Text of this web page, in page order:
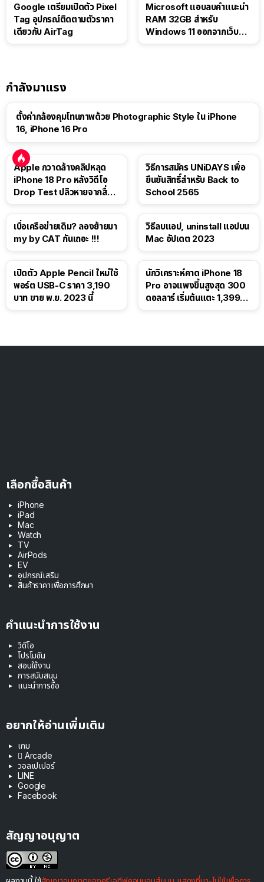
Google เตรียมเปิดตัว Pixel
Tag อุปกรณ์ติดตามตัวราคา
เดียวกับ AirTag
Microsoft แอบลบคำแนะนำ
RAM 32GB สำหรับ
Windows 11 ออกจากเว็บตัว
กำลังมาแรง
ตั้งค่ากล้องคุมโทนภาพด้วย Photographic Style ใน iPhone
16, iPhone 16 Pro
Apple กวาดล้างคลิปหลุด
iPhone 18 Pro หลังวิดีโอ
Drop Test ปลิวหายจากสื่อ
วิธีการสมัคร UNiDAYS เพื่อ
ยืนยันสิทธิ์สำหรับ Back to
School 2565
เบื่อเครือข่ายเดิม? ลองย้ายมา
my by CAT กันเถอะ !!!
วิธีลบแอป, uninstall แอปบน
Mac อัปเดต 2023
เปิดตัว Apple Pencil ใหม่ใช้
พอร์ต USB-C ราคา 3,190
บาท ขาย พ.ย. 2023 นี้
นักวิเคราะห์คาด iPhone 18
Pro อาจแพงขึ้นสูงสุด 300
ดอลลาร์ เริ่มต้นแตะ 1,399
เลือกซื้อสินค้า
iPhone
iPad
Mac
Watch
TV
AirPods
EV
อุปกรณ์เสริม
สินค้าราคาเพื่อการศึกษา
คำแนะนำการใช้งาน
วิดีโอ
โปรโมชัน
สอนใช้งาน
การสนับสนุน
แนะนำการซื้อ
อยากให้อ่านเพิ่มเติม
เกม
 Arcade
วอลเปเปอร์
LINE
Google
Facebook
สัญญาอนุญาต